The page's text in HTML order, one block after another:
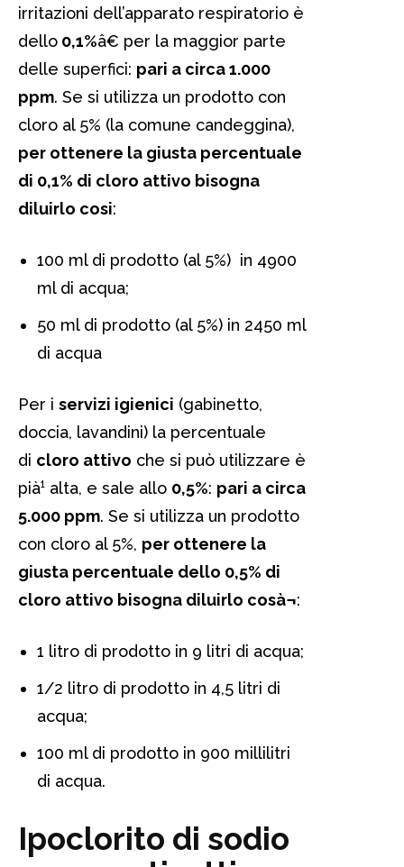
irritazioni dell’apparato respiratorio è
dello 0,1%â€ per la maggior parte
delle superfici: pari a circa 1.000
ppm. Se si utilizza un prodotto con
cloro al 5% (la comune candeggina),
per ottenere la giusta percentuale
di 0,1% di cloro attivo bisogna
diluirlo cosi:
100 ml di prodotto (al 5%) in 4900
ml di acqua;
50 ml di prodotto (al 5%) in 2450 ml
di acqua
Per i servizi igienici (gabinetto,
doccia, lavandini) la percentuale
di cloro attivo che si può utilizzare è
pià¹ alta, e sale allo 0,5%: pari a circa
5.000 ppm. Se si utilizza un prodotto
con cloro al 5%, per ottenere la
giusta percentuale dello 0,5% di
cloro attivo bisogna diluirlo cosà¬:
1 litro di prodotto in 9 litri di acqua;
1/2 litro di prodotto in 4,5 litri di
acqua;
100 ml di prodotto in 900 millilitri
di acqua.
Ipoclorito di sodio